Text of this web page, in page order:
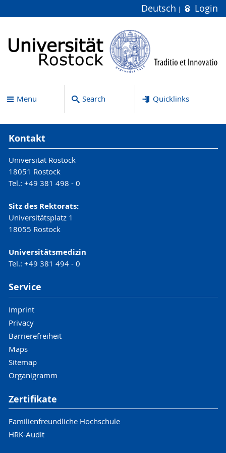
Deutsch Login
Menu Search Quicklinks
Kontakt
Universität Rostock
18051 Rostock
Tel.: +49 381 498 - 0
Sitz des Rektorats:
Universitätsplatz 1
18055 Rostock
Universitätsmedizin
Tel.: +49 381 494 - 0
Service
Imprint
Privacy
Barrierefreiheit
Maps
Sitemap
Organigramm
Zertifikate
Familienfreundliche Hochschule
HRK-Audit